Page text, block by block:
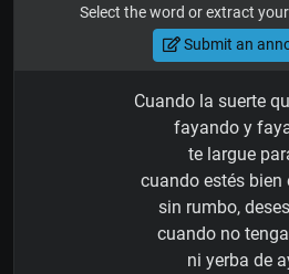
Select the word or extract
Submit an
Cuando la suerte
fayando y
te largue
cuando estés bien
sin rumbo,
cuando no
ni yerba de